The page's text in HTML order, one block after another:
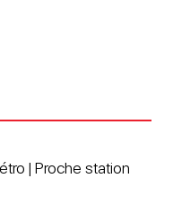
| Proche station